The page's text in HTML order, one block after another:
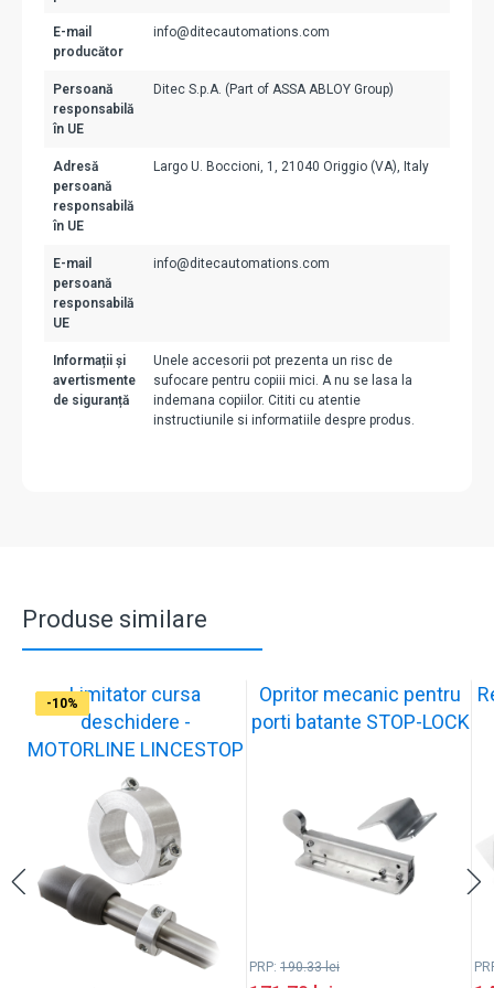
E-mail
producător
info@ditecautomations.com
Persoană
responsabilă
în UE
Ditec S.p.A. (Part of ASSA ABLOY Group)
Adresă
persoană
responsabilă
în UE
Largo U. Boccioni, 1, 21040 Origgio (VA), Italy
E-mail
persoană
responsabilă
UE
info@ditecautomations.com
Informații și
avertismente
de siguranță
Unele accesorii pot prezenta un risc de
sufocare pentru copiii mici. A nu se lasa la
indemana copiilor. Cititi cu atentie
instructiunile si informatiile despre produs.
Produse similare
-12%Limitator cursa
deschidere -
MOTORLINE LINCESTOP
-10%
Opritor mecanic pentru
porti batante STOP-LOCK
PRP: 190.33lei
-10%
-11%
-10%
-11%
-9%
-10%
-11%
-10%